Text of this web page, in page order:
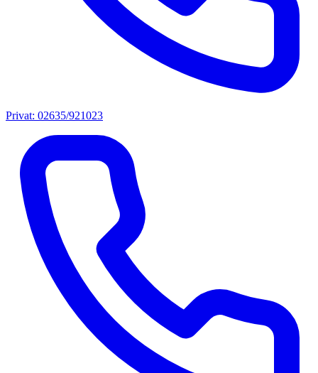
Privat: 02635/921023